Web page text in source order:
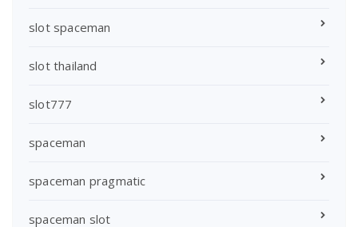
slot spaceman
slot thailand
slot777
spaceman
spaceman pragmatic
spaceman slot